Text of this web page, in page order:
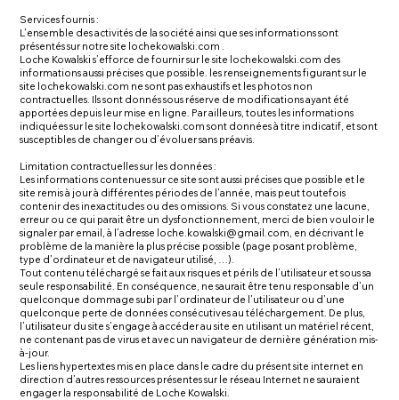
Services fournis :
L’ensemble des activités de la société ainsi que ses informations sont
présentés sur notre site lochekowalski.com .
Loche Kowalski s’efforce de fournir sur le site lochekowalski.com des
informations aussi précises que possible. les renseignements figurant sur le
site lochekowalski.com ne sont pas exhaustifs et les photos non
contractuelles. Ils sont donnés sous réserve de modifications ayant été
apportées depuis leur mise en ligne. Par ailleurs, toutes les informations
indiquées sur le site lochekowalski.com sont données à titre indicatif, et sont
susceptibles de changer ou d’évoluer sans préavis.
Limitation contractuelles sur les données :
Les informations contenues sur ce site sont aussi précises que possible et le
site remis à jour à différentes périodes de l’année, mais peut toutefois
contenir des inexactitudes ou des omissions. Si vous constatez une lacune,
erreur ou ce qui parait être un dysfonctionnement, merci de bien vouloir le
signaler par email, à l’adresse loche.kowalski@gmail.com, en décrivant le
problème de la manière la plus précise possible (page posant problème,
type d’ordinateur et de navigateur utilisé, …).
Tout contenu téléchargé se fait aux risques et périls de l’utilisateur et sous sa
seule responsabilité. En conséquence, ne saurait être tenu responsable d’un
quelconque dommage subi par l’ordinateur de l’utilisateur ou d’une
quelconque perte de données consécutives au téléchargement. De plus,
l’utilisateur du site s’engage à accéder au site en utilisant un matériel récent,
ne contenant pas de virus et avec un navigateur de dernière génération mis-
à-jour.
Les liens hypertextes mis en place dans le cadre du présent site internet en
direction d’autres ressources présentes sur le réseau Internet ne sauraient
engager la responsabilité de Loche Kowalski.